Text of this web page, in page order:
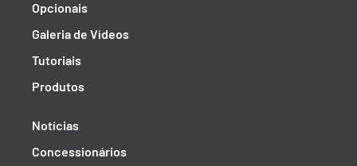
Opcionais
Galeria de Vídeos
Tutoriais
Produtos
Notícias
Concessionários